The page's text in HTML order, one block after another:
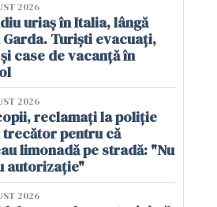
2026
uriaș în Italia, lângă
Turiști evacuați,
case de vacanță în
2026
reclamați la poliție
trecător pentru că
limonadă pe stradă: "Nu
autorizație"
2026